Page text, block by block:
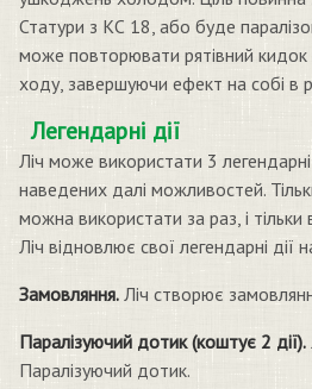
Статури з КС 18, або буде
може повторювати рятівний кидок
ходу, завершуючи ефект на собі в
Легендарні дії
Ліч може використати 3
наведених далі можливостей.
можна використати за раз, і тільки
Ліч відновлює свої легендарні дії
Замовляння. Ліч створює
Паралізуючий дотик (коштує 2 дії).
Паралізуючий дотик.